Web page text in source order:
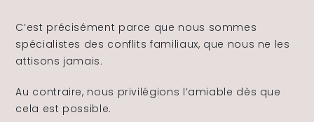
Actualités
The Alliance
C’est précisément parce que nous sommes
spécialistes des conflits familiaux, que nous ne les
attisons jamais.
Au contraire, nous privilégions l’amiable dès que
cela est possible.